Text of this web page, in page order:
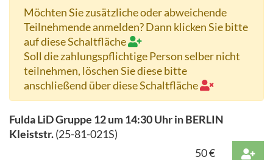
Möchten Sie zusätzliche oder abweichende
Teilnehmende anmelden? Dann klicken Sie bitte
auf diese Schaltfläche
Soll die zahlungspflichtige Person selber nicht
teilnehmen, löschen Sie diese bitte
anschließend über diese Schaltfläche
Fulda LiD Gruppe 12 um 14:30 Uhr in BERLIN
Kleiststr.(25-81-021S)
50€